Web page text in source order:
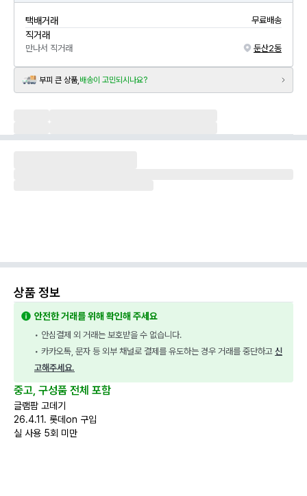
택배거래 무료배송
직거래
만나서 직거래 둔산2동
부피 큰 상품, 배송이 고민되시나요?
상품 정보
안전한 거래를 위해 확인해 주세요
• 안심결제 외 거래는 보호받을 수 없습니다.
• 카카오톡, 문자 등 외부 채널로 결제를 유도하는 경우 거래를 중단하고 신
고해주세요.
중고, 구성품 전체 포함
글램팜 고데기
26.4.11. 롯데on 구입
실 사용 5회 미만